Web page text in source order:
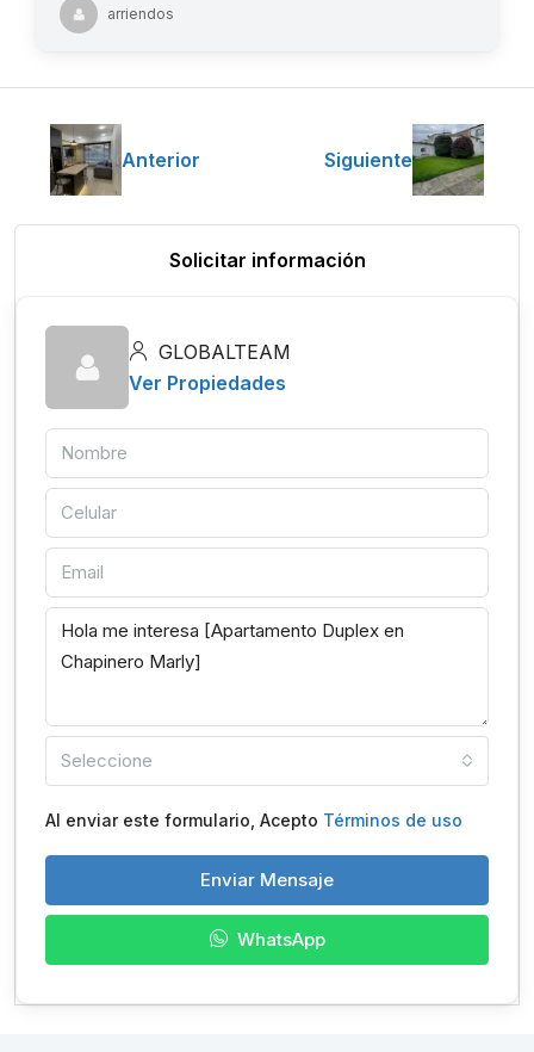
arriendos
Anterior Siguiente
Solicitar información
GLOBALTEAM
Ver Propiedades
Seleccione
Al enviar este formulario, Acepto Términos de uso
Enviar Mensaje
WhatsApp